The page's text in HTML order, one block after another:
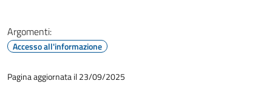
Argomenti:
Accesso all'informazione
Pagina aggiornata il 23/09/2025